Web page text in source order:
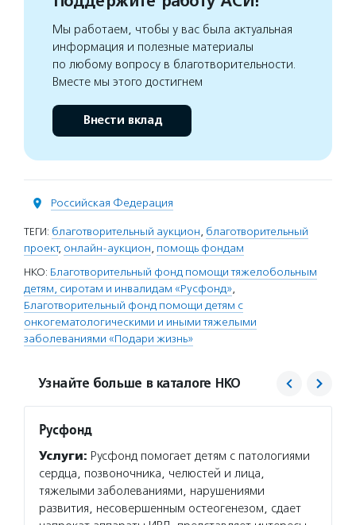
Мы работаем, чтобы у вас была актуальная
информация и полезные материалы
по любому вопросу в благотворительности.
Вместе мы этого достигнем
Внести вклад
Российская Федерация
ТЕГИ: благотворительный аукцион, благотворительный
проект, онлайн-аукцион, помощь фондам
НКО: Благотворительный фонд помощи тяжелобольным
детям, сиротам и инвалидам «Русфонд»,
Благотворительный фонд помощи детям с
онкогематологическими и иными тяжелыми
заболеваниями «Подари жизнь»
Узнайте больше в каталоге НКО
Русфонд
Услуги: Русфонд помогает детям с патологиями
сердца, позвоночника, челюстей и лица,
тяжелыми заболеваниями, нарушениями
развития, несовершенным остеогенезом, сдает